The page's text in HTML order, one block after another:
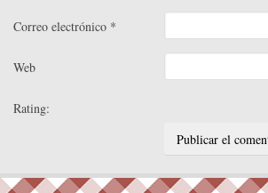
Correo electrónico *
Web
Rating: